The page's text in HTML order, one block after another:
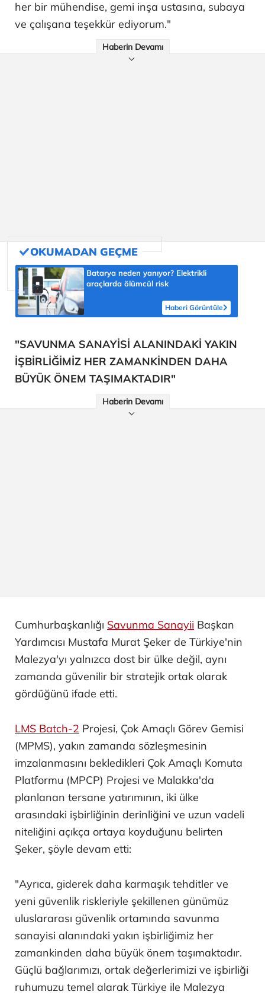
karmaşık hale gelen bir operasyon ortamında
Kraliyet Malezya Donanmasının sularımızı
koruma kabiliyetini güçlendirecektir. Bu
programın ilerleme hızı, Malezya ile Türkiye
Cumhurbaşkanlığı Savunma SanayiiBaşkan
Yardımcısı Mustafa Murat Şeker de Türkiye'nin
Malezya'yı yalnızca dost bir ülke değil, aynı
zamanda güvenilir bir stratejik ortak olarak
gördüğünü ifade etti.
LMS Batch-2Projesi, Çok Amaçlı Görev Gemisi
(MPMS), yakın zamanda sözleşmesinin
imzalanmasını bekledikleri Çok Amaçlı Komuta
Platformu (MPCP) Projesi ve Malakka'da
planlanan tersane yatırımının, iki ülke
arasındaki işbirliğinin derinliğini ve uzun vadeli
niteliğini açıkça ortaya koyduğunu belirten